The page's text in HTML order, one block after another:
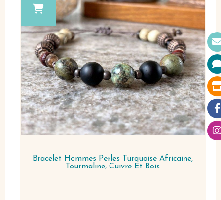
Bracelet Hommes Perles Turquoise Africaine,
Tourmaline, Cuivre Et Bois